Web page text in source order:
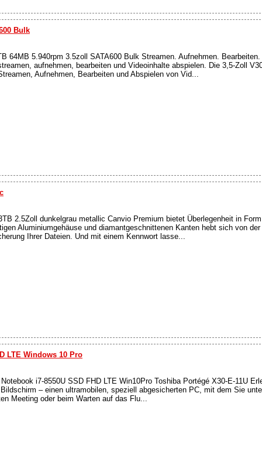
Bulk
64MB 5.940rpm 3.5zoll SATA600 Bulk Streamen. Aufnehmen.
aufnehmen, bearbeiten und Videoinhalte abspielen. Die 3,5-Zoll
Aufnehmen, Bearbeiten und Abspielen von Vid...
2.5Zoll dunkelgrau metallic Canvio Premium bietet Überlegenheit in
Aluminiumgehäuse und diamantgeschnittenen Kanten hebt sich von
Ihrer Dateien. Und mit einem Kennwort lasse...
LTE Windows 10 Pro
i7-8550U SSD FHD LTE Win10Pro Toshiba Portégé X30-E-11U
– einen ultramobilen, speziell abgesicherten PC, mit dem Sie
Meeting oder beim Warten auf das Flu...